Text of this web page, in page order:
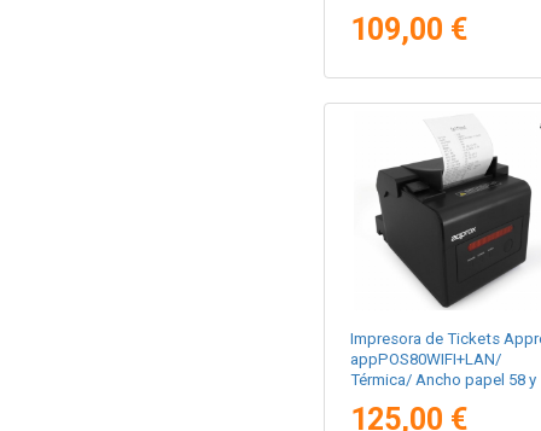
Blanca
109,00 €
Impresora de Tickets
appPOS80WIFI+LAN/
Térmica/ Ancho papel 58 y
RS232-RJ11/ Negra
125,00 €